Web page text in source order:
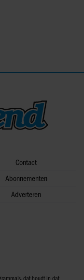
Contact
Abonnementen
Adverteren
dat houdt in dat